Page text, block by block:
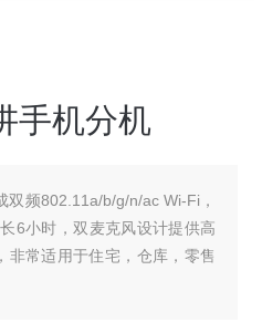
手机分机
频802.11a/b/g/n/ac Wi-Fi，
6小时，双麦克风设计提供高
非常适用于住宅，仓库，零售